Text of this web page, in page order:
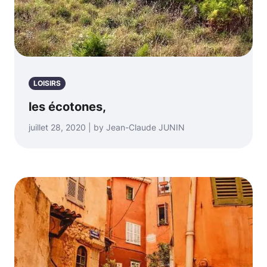
LOISIRS
les écotones,
juillet 28, 2020 | by Jean-Claude JUNIN